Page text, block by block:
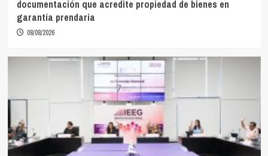
documentación que acredite propiedad de bienes en
garantía prendaria
08/08/2026